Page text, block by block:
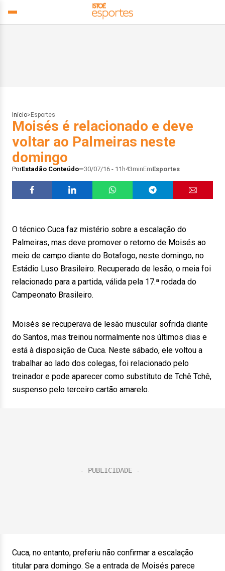
Início> Esportes
Moisés é relacionado e deve
voltar ao Palmeiras neste
domingo
PorEstadão Conteúdo 30/07/16 - 11h43minEmEsportes
O técnico Cuca faz mistério sobre a escalação do
Palmeiras, mas deve promover o retorno de Moisés ao
meio de campo diante do Botafogo, neste domingo, no
Estádio Luso Brasileiro. Recuperado de lesão, o meia foi
relacionado para a partida, válida pela 17.ª rodada do
Campeonato Brasileiro.
Moisés se recuperava de lesão muscular sofrida diante
do Santos, mas treinou normalmente nos últimos dias e
está à disposição de Cuca. Neste sábado, ele voltou a
trabalhar ao lado dos colegas, foi relacionado pelo
treinador e pode aparecer como substituto de Tchê Tchê,
suspenso pelo terceiro cartão amarelo.
Cuca, no entanto, preferiu não confirmar a escalação
titular para domingo. Se a entrada de Moisés parece